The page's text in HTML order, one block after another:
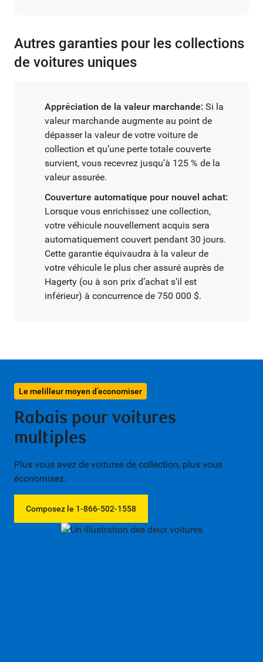
Autres garanties pour les collections
de voitures uniques
Appréciation de la valeur marchande: Si la
valeur marchande augmente au point de
dépasser la valeur de votre voiture de
collection et qu’une perte totale couverte
survient, vous recevrez jusqu’à 125 % de la
valeur assurée.
Couverture automatique pour nouvel achat:
Lorsque vous enrichissez une collection,
votre véhicule nouvellement acquis sera
automatiquement couvert pendant 30 jours.
Cette garantie équivaudra à la valeur de
votre véhicule le plus cher assuré auprès de
Hagerty (ou à son prix d’achat s’il est
inférieur) à concurrence de 750 000 $.
Le melilleur moyen d’economiser
Rabais pour voitures
multiples
Plus vous avez de voitures de collection, plus vous
économisez.
Composez le 1-866-502-1558